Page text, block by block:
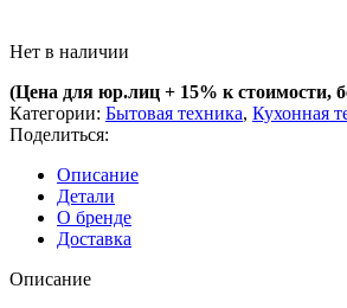
Нет в наличии
(Цена для юр.лиц + 15% к стоимости,
Категории: Бытовая техника, Кухонная
Поделиться:
Описание
Детали
О бренде
Доставка
Описание